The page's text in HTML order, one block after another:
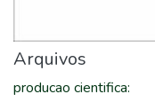
Arquivos
producao cientifica: